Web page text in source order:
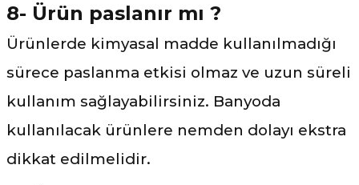
8- Ürün paslanır mı ?
Ürünlerde kimyasal madde kullanılmadığı
sürece paslanma etkisi olmaz ve uzun süreli
kullanım sağlayabilirsiniz. Banyoda
kullanılacak ürünlere nemden dolayı ekstra
dikkat edilmelidir.